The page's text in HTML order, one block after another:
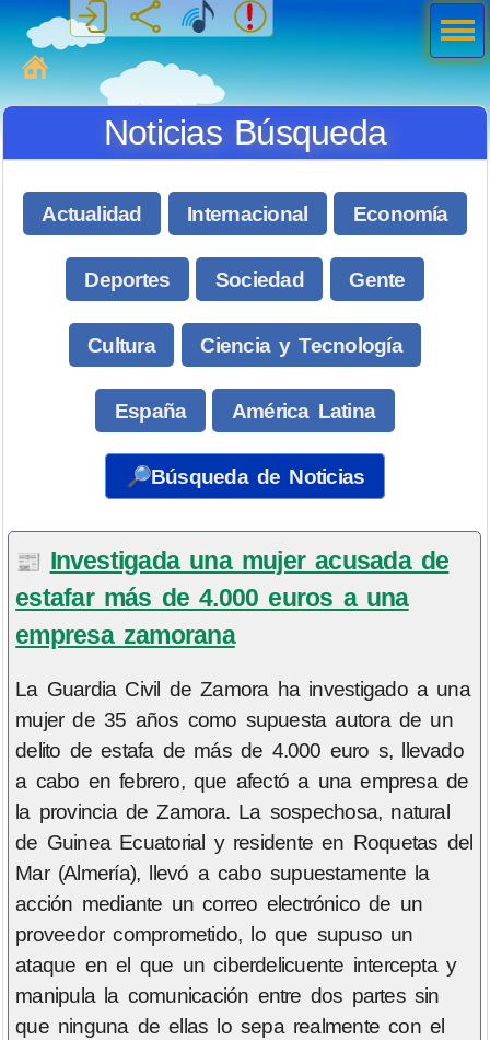
MiSabueso
Noticias Búsqueda
Actualidad Internacional Economía
Deportes Sociedad Gente
Cultura Ciencia y Tecnología
España América Latina
🔎Búsqueda de Noticias
📰 Investigada una mujer acusada de
estafar más de 4.000 euros a una
empresa zamorana
La Guardia Civil de Zamora ha investigado a una
mujer de 35 años como supuesta autora de un
delito de estafa de más de 4.000 euro s, llevado
a cabo en febrero, que afectó a una empresa de
la provincia de Zamora. La sospechosa, natural
de Guinea Ecuatorial y residente en Roquetas del
Mar (Almería), llevó a cabo supuestamente la
acción mediante un correo electrónico de un
proveedor comprometido, lo que supuso un
ataque en el que un ciberdelicuente intercepta y
manipula la comunicación entre dos partes sin
que ninguna de ellas lo sepa realmente con el
Men
ú